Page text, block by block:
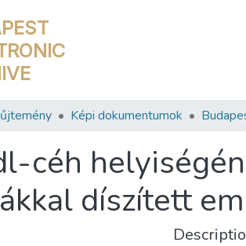
Képi dokumentumok
céh
díszített